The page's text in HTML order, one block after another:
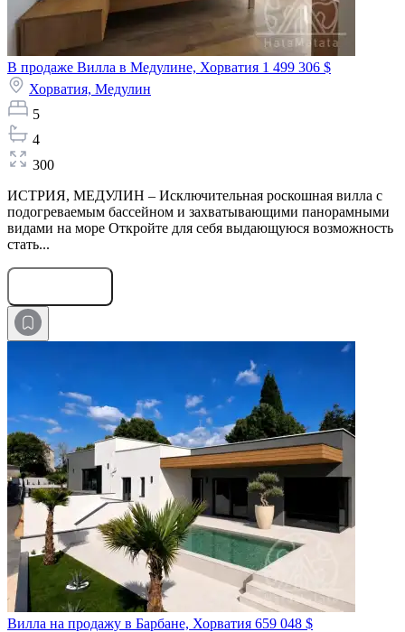
В продаже Вилла в Медулине, Хорватия 1 499 306 $
Хорватия, Медулин
5
4
300
ИСТРИЯ, МЕДУЛИН – Исключительная роскошная вилла с
подогреваемым бассейном и захватывающими панорамными
видами на море Откройте для себя выдающуюся возможность
стать...
Вилла на продажу в Барбане, Хорватия 659 048 $